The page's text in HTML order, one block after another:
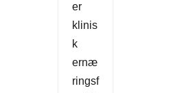
er
klinis
k
ernæ
ringsf